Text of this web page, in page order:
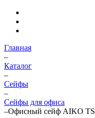
Главная
–
Каталог
–
Cейфы
–
Cейфы для офиса
–Офисный сейф AIKO